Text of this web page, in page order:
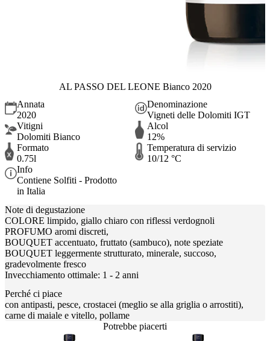
AL PASSO DEL LEONE Bianco 2020
Annata
2020
Denominazione
Vigneti delle Dolomiti IGT
Vitigni
Dolomiti Bianco
Alcol
12%
Formato
0.75l
Temperatura di servizio
10/12 °C
Info
Contiene Solfiti - Prodotto
in Italia
Note di degustazione
COLORE limpido, giallo chiaro con riflessi verdognoli
PROFUMO aromi discreti,
BOUQUET accentuato, fruttato (sambuco), note speziate
BOUQUET leggermente strutturato, minerale, succoso,
gradevolmente fresco
Invecchiamento ottimale: 1 - 2 anni
Perché ci piace
con antipasti, pesce, crostacei (meglio se alla griglia o arrostiti),
carne di maiale e vitello, pollame
Potrebbe piacerti